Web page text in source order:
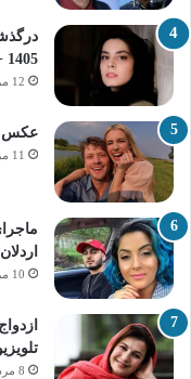
1405 + علت فوت
12 مرداد 1405
عکس
11 مرداد 1405
10 مرداد 1405
8 مرداد 1405